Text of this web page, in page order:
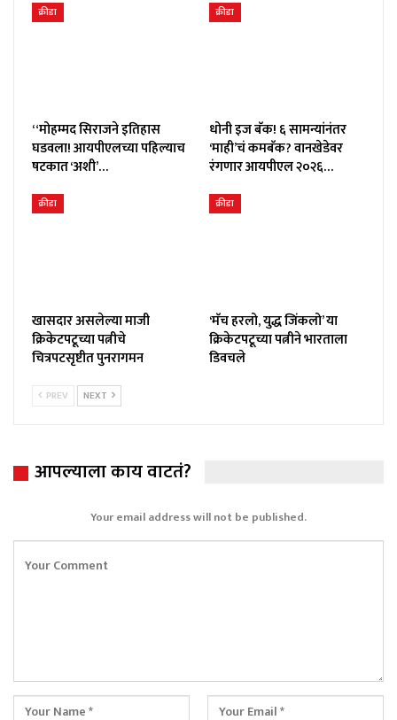
क्रीडा
“मोहम्मद सिराजने इतिहास
घडवला! आयपीएलच्या पहिल्याच
षटकात ‘अशी’…
क्रीडा
धोनी इज बॅक! ६ सामन्यांनंतर
‘माही’चं कमबॅक? वानखेडेवर
रंगणार आयपीएल २०२६…
क्रीडा
खासदार असलेल्या माजी
क्रिकेटपटूच्या पत्नीचे
चित्रपटसृष्टीत पुनरागमन
क्रीडा
‘मॅच हरलो, युद्ध जिंकलो’ या
क्रिकेटपटूच्या पत्नीने भारताला
डिवचले
PREV NEXT
आपल्याला काय वाटतं?
Your email address will not be published.